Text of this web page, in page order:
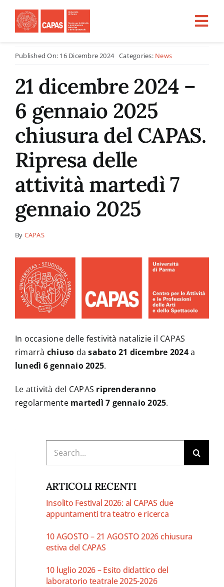
contenuto
Home
CHI SIAMO
ATTIVITÀ
PROGETTI PER LA RICERCA
CFU
Tirocini
News
Contatti
Published On: 16 Dicembre 2024 Categories: News
21 dicembre 2024 –
6 gennaio 2025
chiusura del CAPAS.
Ripresa delle
attività martedì 7
gennaio 2025
By CAPAS
In occasione delle festività natalizie il CAPAS
rimarrà chiuso dasabato 21 dicembre 2024a
lunedì 6 gennaio 2025.
Le attività del CAPAS riprenderanno
regolarmente martedì 7 gennaio 2025.
per:
ARTICOLI RECENTI
Insolito Festival 2026: al CAPAS due
appuntamenti tra teatro e ricerca
10 AGOSTO – 21 AGOSTO 2026 chiusura
estiva del CAPAS
10 luglio 2026 – Esito didattico del
laboratorio teatrale 2025-2026